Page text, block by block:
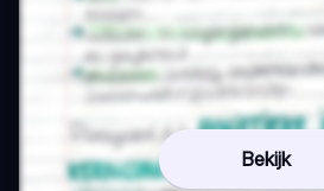
Bekijk